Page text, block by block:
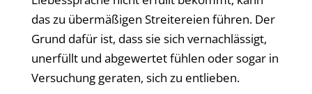
das zu übermäßigen Streitereien führen. Der
Grund dafür ist, dass sie sich vernachlässigt,
unerfüllt und abgewertet fühlen oder sogar in
Versuchung geraten, sich zu entlieben.